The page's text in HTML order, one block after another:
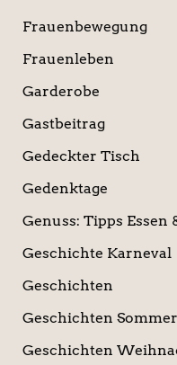
Frauenbewegung
Frauenleben
Garderobe
Gastbeitrag
Gedeckter Tisch
Gedenktage
Genuss: Tipps Essen
Geschichte Karneval
Geschichten
Geschichten Sommer
Geschichten